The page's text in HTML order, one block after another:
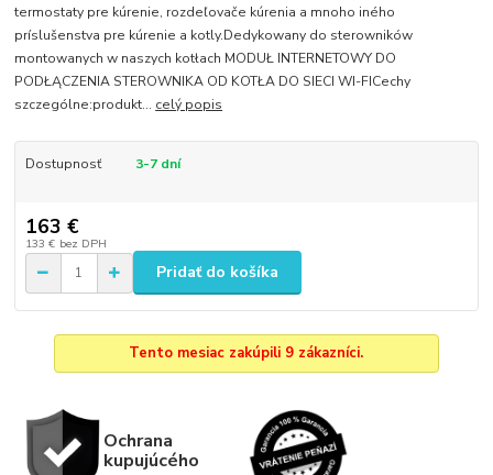
termostaty pre kúrenie, rozdeľovače kúrenia a mnoho iného
príslušenstva pre kúrenie a kotly.Dedykowany do sterowników
montowanych w naszych kotłach MODUŁ INTERNETOWY DO
PODŁĄCZENIA STEROWNIKA OD KOTŁA DO SIECI WI-FICechy
szczególne:produkt... celý popis
Dostupnosť 3-7 dní
163 €
133 € bez DPH
Pridať do košíka
Tento mesiac zakúpili 9 zákazníci.
Ochrana
kupujúcého